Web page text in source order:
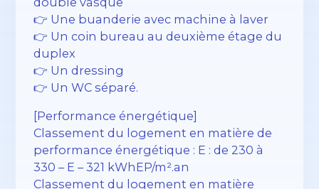
👉 Une buanderie avec machine à laver
👉 Un coin bureau au deuxième étage du
duplex
👉 Un dressing
👉 Un WC séparé.
[Performance énergétique]
Classement du logement en matière de
performance énergétique : E : de 230 à
330 – E – 321 kWhEP/m².an
Classement du logement en matière